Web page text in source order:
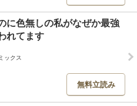
に色無しの私がなぜか最強
れてます
ックス
無料立読み